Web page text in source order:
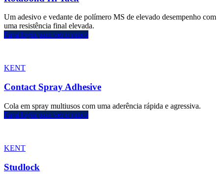
Um adesivo e vedante de polímero MS de elevado desempenho com
uma resistência final elevada.
Faça login para ver o preço
KENT
Contact Spray Adhesive
Cola em spray multiusos com uma aderência rápida e agressiva.
Faça login para ver o preço
KENT
Studlock